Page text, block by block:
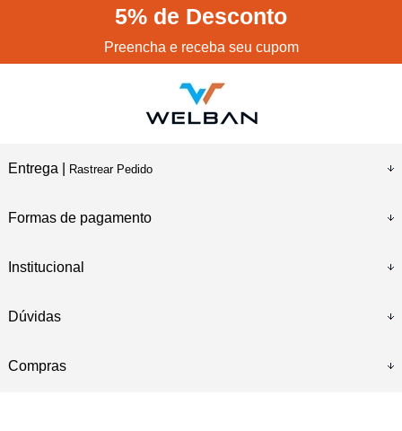
5% de Desconto
Preencha e receba seu cupom
Entrega | Rastrear Pedido
Formas de pagamento
Institucional
Dúvidas
Compras